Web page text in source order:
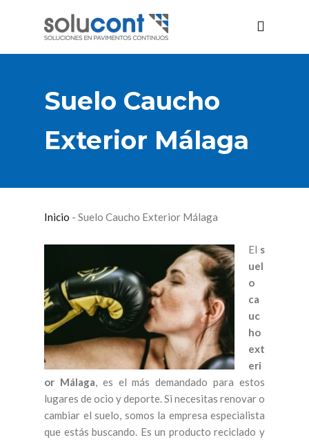
Suelo Caucho
Exterior Málaga
Inicio - Suelo Caucho Exterior Málaga
El s
uel
o
ca
uc
ho
ext
eri
or Málaga , es el más demandado para estos
lugares de ocio y deporte. Si necesitas renovar o
cambiar el suelo, somos la empresa especialista
que estás buscando. Es un producto reciclado y